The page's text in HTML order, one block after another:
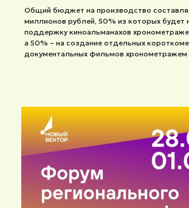
Общий бюджет на производство
миллионов рублей, 50% из которых будет
поддержку киноальманахов
а 50% – на создание отдельных
документальных фильмов хронометражем